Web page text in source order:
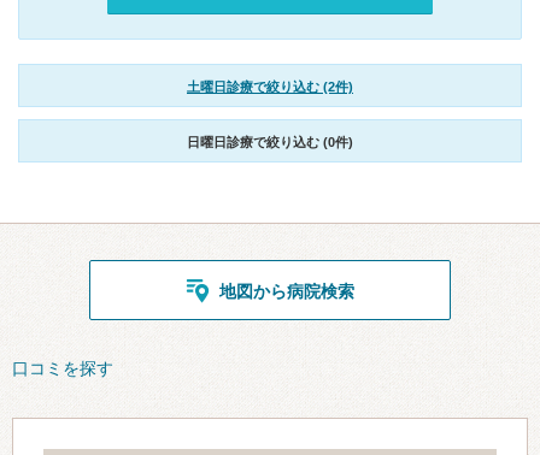
土曜日診療で絞り込む (2件)
日曜日診療で絞り込む (0件)
地図から病院検索
口コミを探す